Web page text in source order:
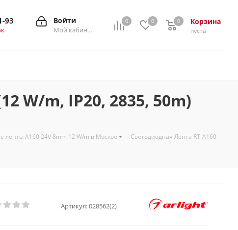
0 0 Корзина
0
пуста
0
Войти
Мой кабинет
93
W/m, IP20, 2835, 50m)
ленты A160 24V 8mm 12 W/m в Москве - Светодиодная Лента RT-A160-
Артикул:028562(2)